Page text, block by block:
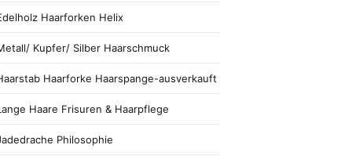
Haarforken Helix
Kupfer/ Silber Haarschmuck
Haarforke Haarspange-ausverkauft
Haare Frisuren & Haarpflege
Philosophie